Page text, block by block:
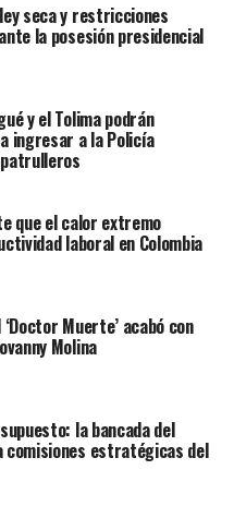
seca y restricciones
la posesión presidencial
y el Tolima podrán
ingresar a la Policía
que el calor extremo
laboral en Colombia
Muerte’ acabó con
Molina
la bancada del
comisiones estratégicas del